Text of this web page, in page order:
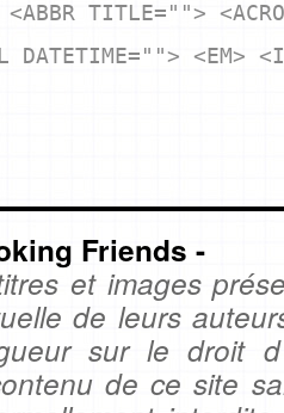
TITLE="">
DATETIME=""> <EM>
Friends -
et images
de leurs
sur le droit
de ce site